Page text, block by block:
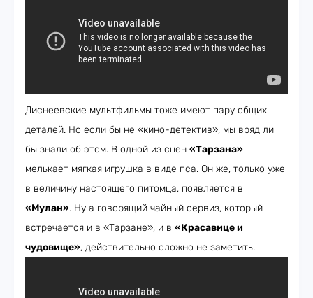
Диснеевские мультфильмы тоже имеют пару общих
деталей. Но если бы не «кино-детектив», мы вряд ли
бы знали об этом. В одной из сцен «Тарзана»
мелькает мягкая игрушка в виде пса. Он же, только уже
в величину настоящего питомца, появляется в
«Мулан». Ну а говорящий чайный сервиз, который
встречается и в «Тарзане», и в «Красавице и
чудовище», действительно сложно не заметить.